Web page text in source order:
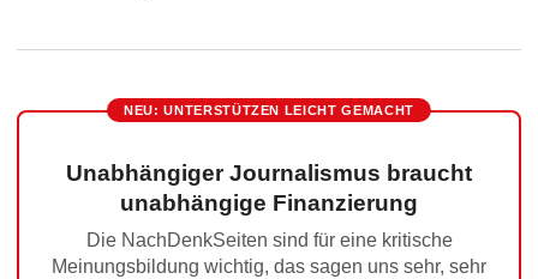
NEU: UNTERSTÜTZEN LEICHT GEMACHT
Unabhängiger Journalismus braucht
unabhängige Finanzierung
Die NachDenkSeiten sind für eine kritische
Meinungsbildung wichtig, das sagen uns sehr, sehr